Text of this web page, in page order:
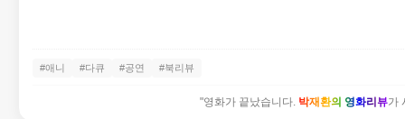
#애니 #다큐 #공연 #북리뷰
"영화가 끝났습니다. 박재환의 영화리뷰가